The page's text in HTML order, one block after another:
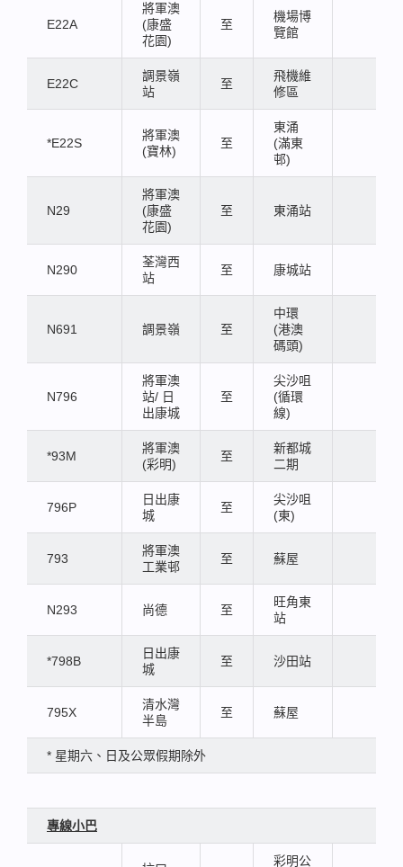
E22A
將軍澳
(康盛
花園)
至
機場博
覽館
E22C
調景嶺
站
至
飛機維
修區
*E22S
將軍澳
(寶林)
至
東涌
(滿東
邨)
N29
將軍澳
(康盛
花園)
至 東涌站
N290
荃灣西
站
至 康城站
N691 調景嶺 至
中環
(港澳
碼頭)
N796
將軍澳
站/ 日
出康城
至
尖沙咀
(循環
線)
*93M
將軍澳
(彩明)
至
新都城
二期
796P
日出康
城
至
尖沙咀
(東)
793
將軍澳
工業邨
至 蘇屋
N293 尚德 至
旺角東
站
*798B
日出康
城
至 沙田站
795X
清水灣
半島
至 蘇屋
* 星期六、日及公眾假期除外
專線小巴
彩明公